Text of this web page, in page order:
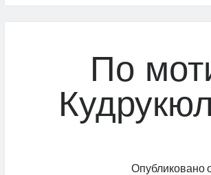
По
Опубликовано